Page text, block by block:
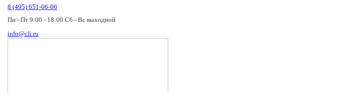
8 (495) 651-06-06
Пн - Пт 9:00 - 18:00 Сб - Вс выходной
info@cli.ru